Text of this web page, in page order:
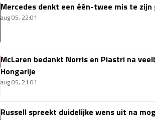
Mercedes denkt een één-twee mis te
aug 05, 22:01
McLaren bedankt Norris en Piastri na
Hongarije
aug 05, 21:01
Russell spreekt duidelijke wens uit na